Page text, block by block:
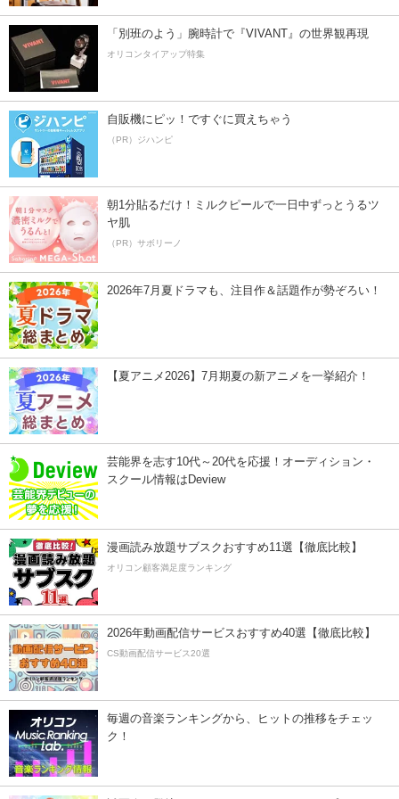
「別班のよう」腕時計で『VIVANT』の世界観再現
オリコンタイアップ特集
自販機にピッ！ですぐに買えちゃう
（PR）ジハンピ
朝1分貼るだけ！ミルクピールで一日中ずっとうるツ
ヤ肌
（PR）サボリーノ
2026年7月夏ドラマも、注目作＆話題作が勢ぞろい！
【夏アニメ2026】7月期夏の新アニメを一挙紹介！
芸能界を志す10代～20代を応援！オーディション・
スクール情報はDeview
漫画読み放題サブスクおすすめ11選【徹底比較】
オリコン顧客満足度ランキング
2026年動画配信サービスおすすめ40選【徹底比較】
CS動画配信サービス20選
毎週の音楽ランキングから、ヒットの推移をチェッ
ク！